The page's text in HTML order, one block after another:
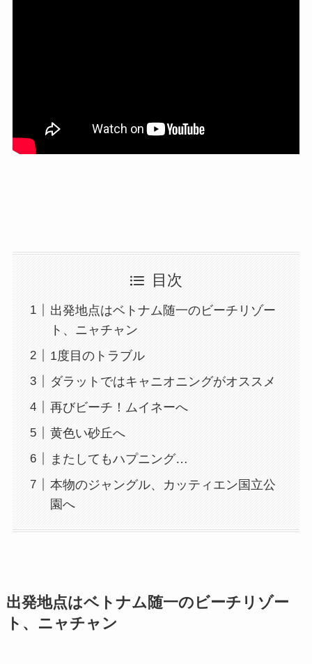
目次
出発地点はベトナム随一のビーチリゾー
ト、ニャチャン
1度目のトラブル
ダラットではキャニオニングがオススメ
再びビーチ！ムイネーへ
黄色い砂丘へ
またしてもハプニング…
本物のジャングル、カッティエン国立公
園へ
出発地点はベトナム随一のビーチリゾー
ト、ニャチャン